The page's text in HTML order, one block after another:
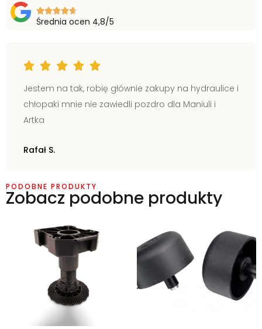
Średnia ocen 4,8/5
Jestem na tak, robię głównie zakupy na hydraulice i
chłopaki mnie nie zawiedli pozdro dla Maniuli i
Artka
Rafał S.
PODOBNE PRODUKTY
Zobacz podobne produkty